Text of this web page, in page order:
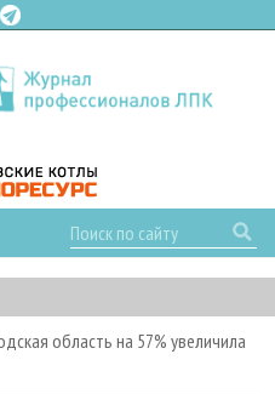
область на 57% увеличила